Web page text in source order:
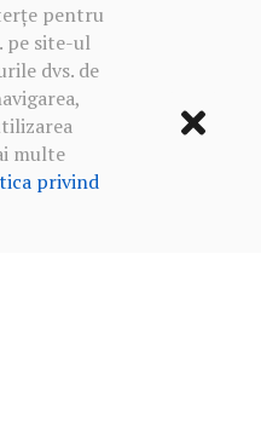
pentru
pe site-ul
dvs. de
multe
privind